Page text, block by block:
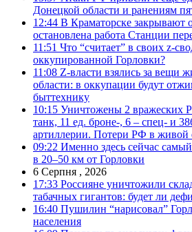
Донецкой области и ранениям
12:44 В Краматорске закрывают
остановлена работа Станции
11:51 Что “считает” в своих z-
оккупированной Горловки?
11:08 Z-власти взялись за вещи
области: в оккупации будут
быттехнику
10:15 Уничтожены 2 вражеских
танк, 11 ед. броне-, 6 – спец- и
артиллерии. Потери РФ в живой
09:22 Именно здесь сейчас
в 20–50 км от Горловки
6 Серпня , 2026
17:33 Россияне уничтожили
табачных гигантов: будет ли
16:40 Пушилин “нарисовал”
населения